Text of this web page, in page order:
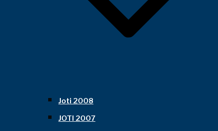
Joti 2008
JOTI 2007